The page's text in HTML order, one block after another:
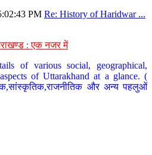
PM Re: History of Haridwar ...
: एक नजर में
of various social, geographical,
of Uttarakhand at a glance. (
और अन्य पहलुओं